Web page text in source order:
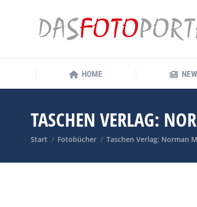
HOME
TASCHEN VERLAG:
Sie befinden sich hier:
Start Fotobücher Taschen Verlag: Norman
HOME